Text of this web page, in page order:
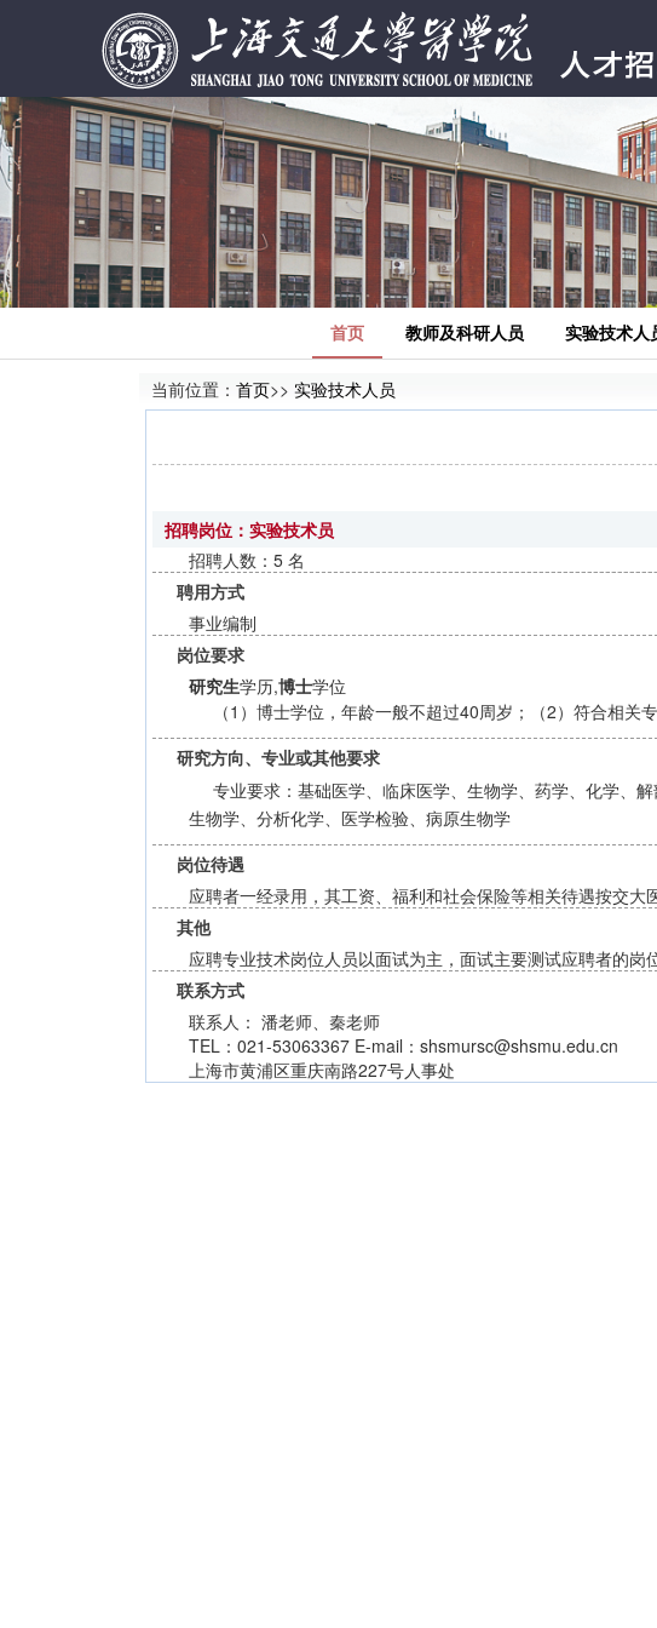
首页 教师及科研人员 实验技术人
当前位置： 首页>> 实验技术人员
招聘岗位：实验技术员
招聘人数：5 名
聘用方式
事业编制
岗位要求
研究生学历,博士学位
（1）博士学位，年龄一般不超过40周岁；（2）符合相关
研究方向、专业或其他要求
专业要求：基础医学、临床医学、生物学、药学、化学、
生物学、分析化学、医学检验、病原生物学
岗位待遇
应聘者一经录用，其工资、福利和社会保险等相关待遇按交大
其他
应聘专业技术岗位人员以面试为主，面试主要测试应聘者的岗
联系方式
联系人： 潘老师、秦老师
TEL：021-53063367 E-mail：shsmursc@shsmu.edu.cn
上海市黄浦区重庆南路227号人事处